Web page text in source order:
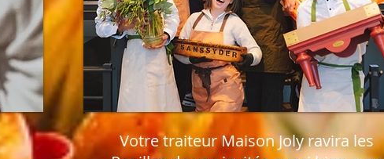
Votre traiteur Maison Joly ravira les